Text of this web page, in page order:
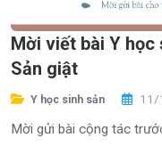
Mời viết bài Y học
Sản giật
Y học sinh sản 11/
Mời gửi bài cộng tác